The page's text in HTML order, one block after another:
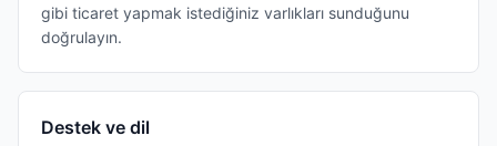
gibi ticaret yapmak istediğiniz varlıkları sunduğunu
doğrulayın.
Destek ve dil